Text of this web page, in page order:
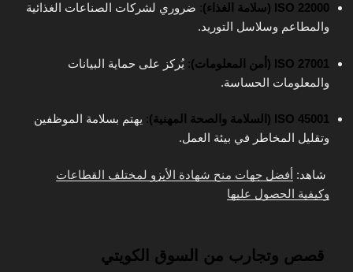
ISO 22000 (سلامة الغذاء) : ضروري لشركات الصناعات الغذائية
والمطاعم وسلاسل التوريد.
ISO 27001 (أمن المعلومات) : يُركز على حماية البيانات
والمعلومات الحساسة.
ISO 45001 (السلامة والصحة المهنية) : يهتم بسلامة الموظفين
وتقليل المخاطر في بيئة العمل.
شاهد: أفضل جهات منح شهادة الأيزو لمختلف القطاعات
وكيفية الحصول عليها
قصص وتجارب من السوق الكويتي